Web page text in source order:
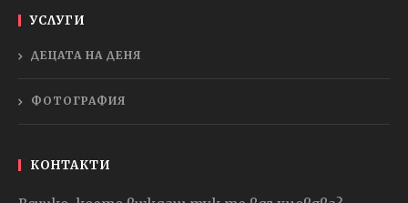
УСЛУГИ
ДЕЦАТА НА ДЕНЯ
ФОТОГРАФИЯ
КОНТАКТИ